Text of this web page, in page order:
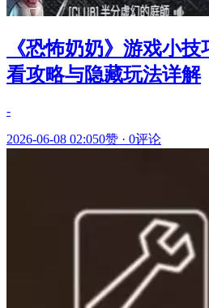
《恐怖奶奶》游戏小
看攻略与隐藏玩法详解
-
2026-06-08 02:050赞 · 0评论